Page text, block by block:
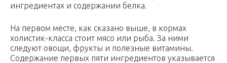
ингредиентах и содержании белка.
На первом месте, как сказано выше, в кормах
холистик-класса стоит мясо или рыба. За ними
следуют овощи, фрукты и полезные витамины.
Содержание первых пяти ингредиентов указывается